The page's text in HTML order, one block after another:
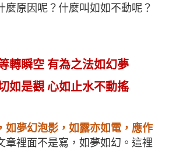
麼原因呢？什麼叫如如不動呢？
轉瞬空 有為之法如幻夢
如是觀 心如止水不動搖
如夢幻泡影，如露亦如電，應作
章裡面不是寫，如夢如幻。這裡